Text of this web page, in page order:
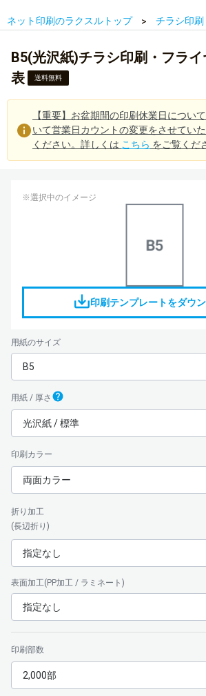
ネット印刷のラクスルトップ チラシ印刷
B5(光沢紙)チラシ印刷・フラ
表
送料無料
【重要】お盆期間の印刷休業日につい
いて営業日カウントの変更をさせてい
ください。詳しくは こちら をご覧くだ
※選択中のイメージ
印刷テンプレートをダウ
用紙のサイズ
B5
用紙 / 厚さ
光沢紙 / 標準
印刷カラー
両面カラー
折り加工
(長辺折り)
指定なし
表面加工(PP加工 / ラミネート)
指定なし
印刷部数
2,000部